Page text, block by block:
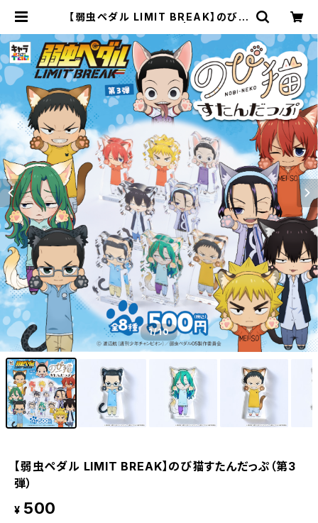
【弱虫ペダル LIMIT BREAK】のび猫
1/10
【弱虫ペダル LIMIT BREAK】のび猫すたんだっぷ（第3
弾）
¥ 500